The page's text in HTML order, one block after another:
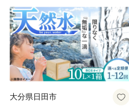
ポリス バイク [ARCY014]
大分県日田市